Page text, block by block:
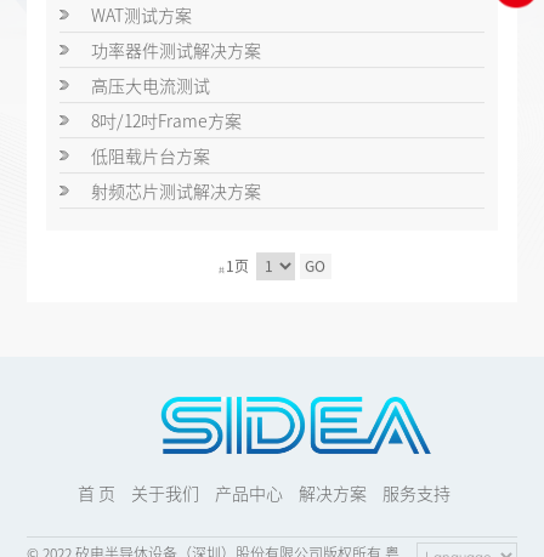
WAT测试方案
功率器件测试解决方案
高压大电流测试
8吋/12吋Frame方案
低阻载片台方案
射频芯片测试解决方案
共 1页 GO
首 页 关于我们 产品中心 解决方案 服务支持